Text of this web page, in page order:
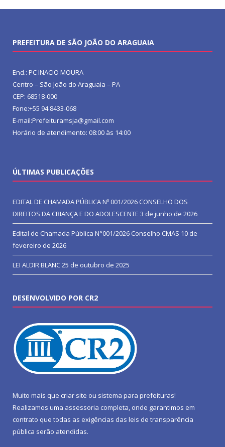
PREFEITURA DE SÃO JOÃO DO ARAGUAIA
End.: PC INACIO MOURA
Centro – São João do Araguaia – PA
CEP: 68518-000
Fone:+55 94 8433-068
E-mail:Prefeituramsja@gmail.com
Horário de atendimento: 08:00 às 14:00
ÚLTIMAS PUBLICAÇÕES
EDITAL DE CHAMADA PÚBLICA Nº 001/2026 CONSELHO DOS
DIREITOS DA CRIANÇA E DO ADOLESCENTE 3 de junho de 2026
Edital de Chamada Pública N°001/2026 Conselho CMAS 10 de
fevereiro de 2026
LEI ALDIR BLANC25 de outubro de 2025
DESENVOLVIDO POR CR2
Muito mais que criar site ou sistema para prefeituras!
Realizamos uma assessoria completa, onde garantimos em
contrato que todas as exigências das leis de transparência
pública serão atendidas.